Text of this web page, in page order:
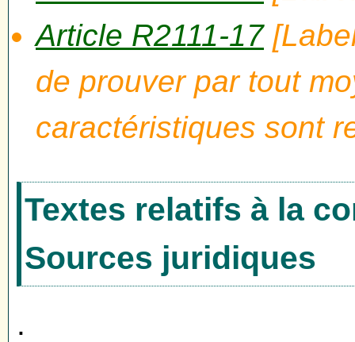
Article R2111-17
de prouver par tout
caractéristiques sont
Textes relatifs à la
Sources juridiques
.